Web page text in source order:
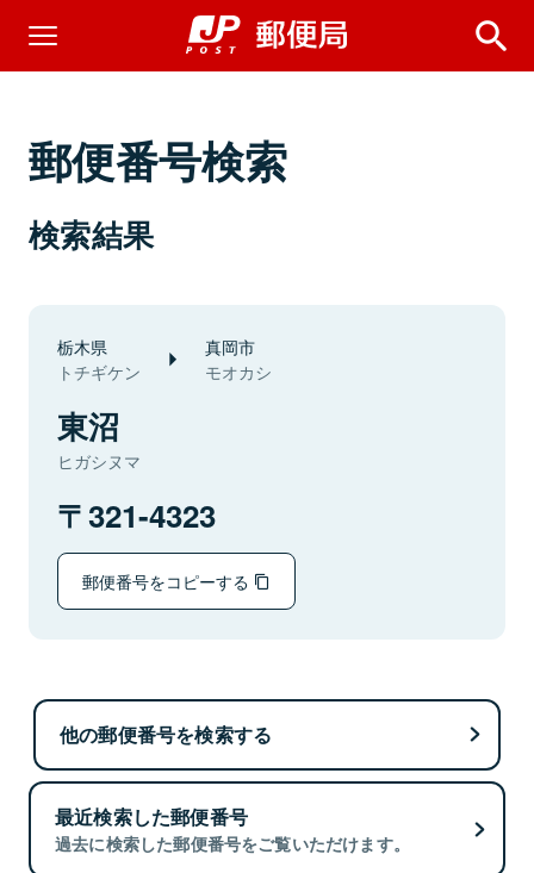
郵便番号検索
検索結果
栃木県
トチギケン
真岡市
モオカシ
東沼
ヒガシヌマ
321-4323
郵便番号をコピーする
他の郵便番号を検索する
最近検索した郵便番号
過去に検索した郵便番号をご覧いただけます。